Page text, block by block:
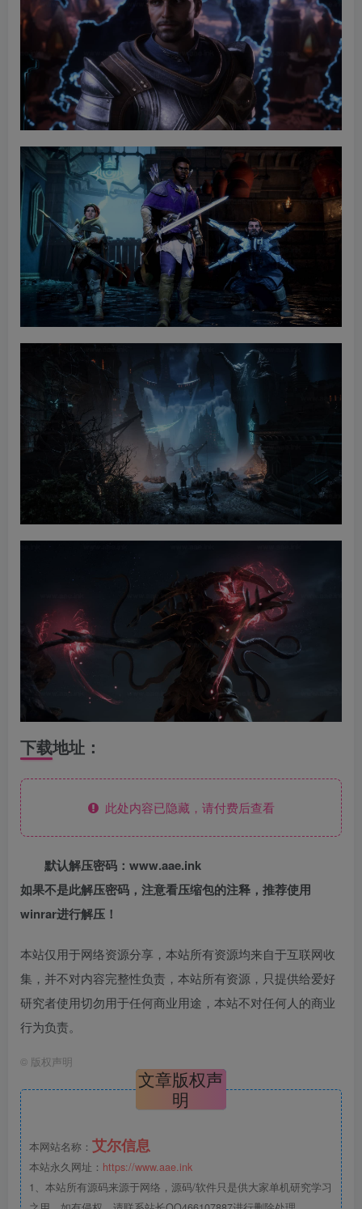
下载地址：
此处内容已隐藏，请付费后查看
默认解压密码：www.aae.ink
如果不是此解压密码，注意看压缩包的注释，推荐使用
winrar进行解压！
本站仅用于网络资源分享，本站所有资源均来自于互联网收
集，并不对内容完整性负责，本站所有资源，只提供给爱好
研究者使用切勿用于任何商业用途，本站不对任何人的商业
行为负责。
© 版权声明
文章版权声
明
本网站名称： 艾尔信息
本站永久网址： https://www.aae.ink
1、本站所有源码来源于网络，源码/软件只是供大家单机研究学习